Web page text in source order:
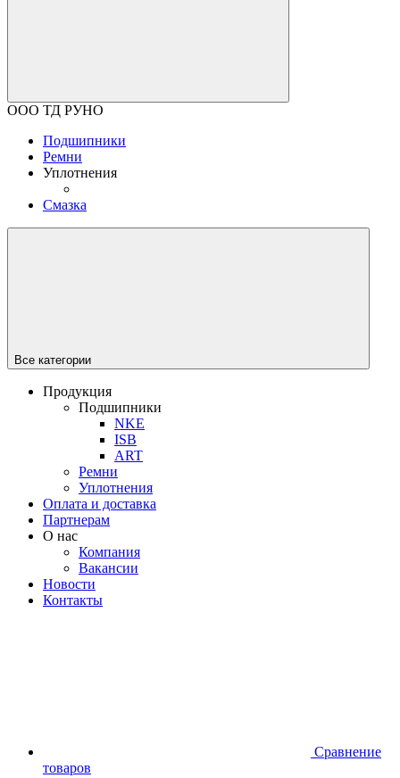
ООО ТД РУНО
Подшипники
Ремни
Уплотнения
Смазка
Все категории
Продукция
Подшипники
NKE
ISB
ART
Ремни
Уплотнения
Оплата и доставка
Партнерам
О нас
Компания
Вакансии
Новости
Контакты
Сравнение
товаров